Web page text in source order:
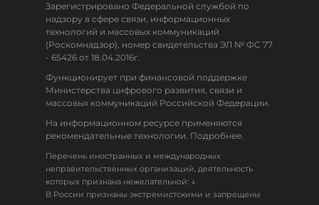
Зарегистрировано Федеральной службой по
надзору в сфере связи, информационных
технологий и массовых коммуникаций
(Роскомнадзор), номер свидетельства ЭЛ № ФС 77
- 65426 от 18.04.2016г.
Функционирует при финансовой поддержке
Министерства цифрового развития, связи и
массовых коммуникаций Российской Федерации.
На информационном ресурсе применяются
рекомендательные технологии. Подробнее.
Перечень иностранных и международных
неправительственных организаций, деятельность
которых признана нежелательной: ↓
В России признаны экстремистскими и запрещены